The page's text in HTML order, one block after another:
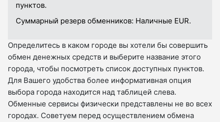
пунктов.
Суммарный резерв обменников: Наличные EUR.
Определитесь в каком городе вы хотели бы совершить
обмен денежных средств и выберите название этого
города, чтобы посмотреть список доступных пунктов.
Для Вашего удобства более информативная опция
выбора города находится над таблицей слева.
Обменные сервисы физически представлены не во всех
городах. Советуем перед осуществлением обмена